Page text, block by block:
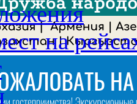
на